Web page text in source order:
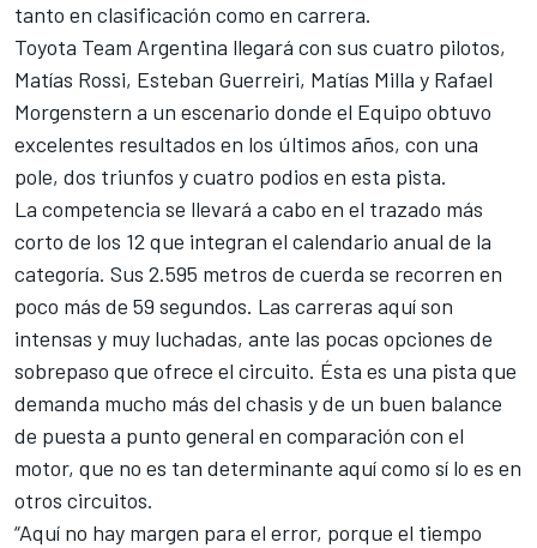
tanto en clasificación como en carrera.
Toyota Team Argentina llegará con sus cuatro pilotos,
Matías Rossi, Esteban Guerreiri, Matías Milla y Rafael
Morgenstern a un escenario donde el Equipo obtuvo
excelentes resultados en los últimos años, con una
pole, dos triunfos y cuatro podios en esta pista.
La competencia se llevará a cabo en el trazado más
corto de los 12 que integran el calendario anual de la
categoría. Sus 2.595 metros de cuerda se recorren en
poco más de 59 segundos. Las carreras aquí son
intensas y muy luchadas, ante las pocas opciones de
sobrepaso que ofrece el circuito. Ésta es una pista que
demanda mucho más del chasis y de un buen balance
de puesta a punto general en comparación con el
motor, que no es tan determinante aquí como sí lo es en
otros circuitos.
“Aquí no hay margen para el error, porque el tiempo